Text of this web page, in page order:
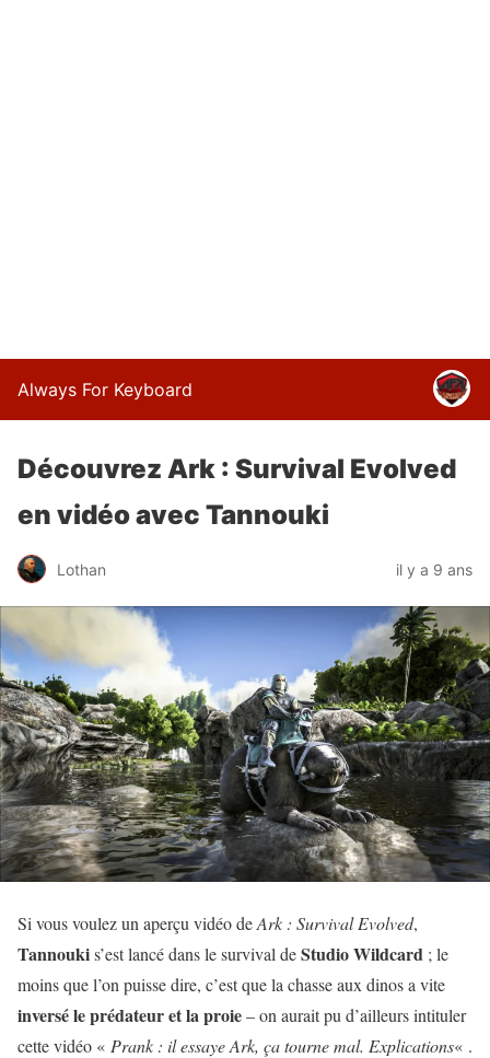
Always For Keyboard
Découvrez Ark : Survival Evolved
en vidéo avec Tannouki
Lothan il y a 9 ans
Si vous voulez un aperçu vidéo deArk : Survival Evolved,
Tannoukis’est lancé dans le survival deStudio Wildcard ; le
moins que l’on puisse dire, c’est que la chasse aux dinos a vite
inversé le prédateur et la proie– on aurait pu d’ailleurs intituler
cette vidéo « Prank : il essaye Ark, ça tourne mal. Explications« .